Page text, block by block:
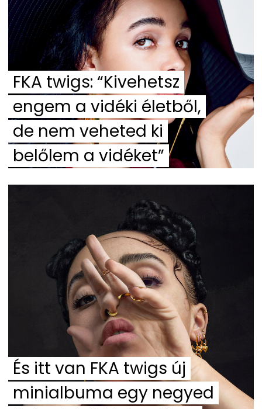
FKA twigs: “Kivehetsz
engem a vidéki életből,
de nem veheted ki
belőlem a vidéket”
És itt van FKA twigs új
minialbuma egy negyed